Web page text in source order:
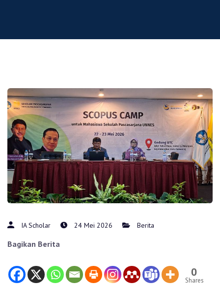
IA Scholar 24 Mei 2026 Berita
Bagikan Berita
0
Shares